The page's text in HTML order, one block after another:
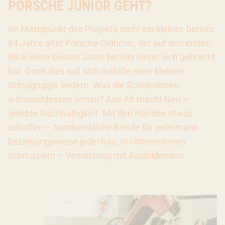
PORSCHE JUNIOR GEHT?
Im Mittelpunkt des Projekts steht ein kleiner, bereits
64 Jahre alter Porsche-Oldtimer, der auf den ersten
Blick seine besten Jahre bereits hinter sich gebracht
hat. Doch dies soll sich mithilfe einer kleinen
Schulgruppe ändern. Was die Schülerinnen
währenddessen lernen? Aus Alt macht Neu –
gelebte Nachhaltigkeit. Mit den Händen etwas
schaffen – handwerkliche Berufe für jedermann
beziehungsweise jederfrau. In Unternehmen
schnuppern – Vernetzung mit Ausbildenden.